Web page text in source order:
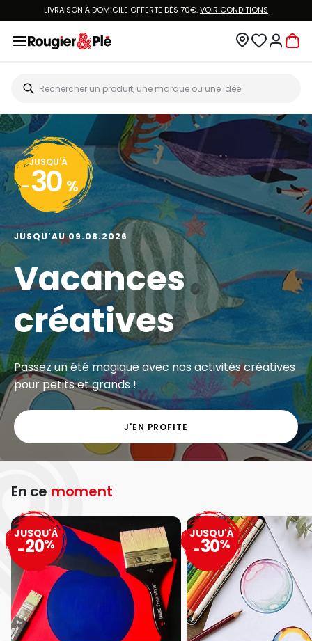
LIVRAISON À DOMICILE OFFERTE DÈS 70€.VOIR CONDITIONS
JUSQU'À
- 30 %
JUSQU’AU 09.08.2026
Vacances
créatives
Passez un été magique avec nos activités créatives
pour petits et grands !
J'EN PROFITE
En ce moment
JUSQU'À
-20%
JUSQU'À
-30%